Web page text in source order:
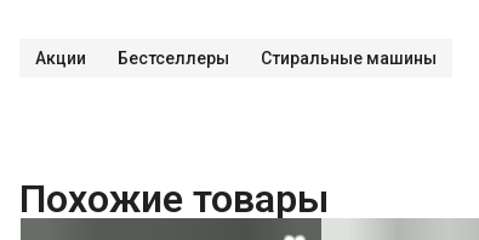
Акции Бестселлеры Стиральные машины
Похожие товары